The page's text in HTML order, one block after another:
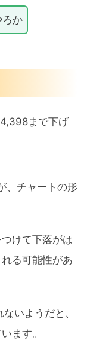
か
まで下げ
、チャートの形
けて下落がは
る可能性があ
いようだと、
ます。